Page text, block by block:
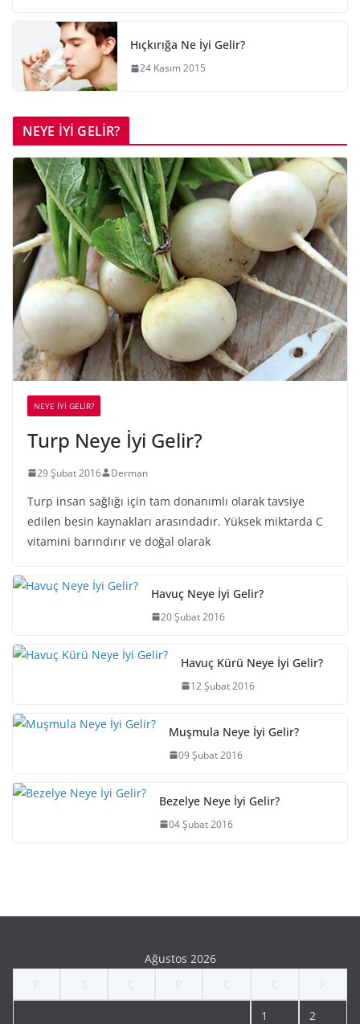
Hıçkırığa Ne İyi Gelir?
24 Kasım 2015
NEYE İYİ GELİR?
NEYE İYİ GELİR?
Turp Neye İyi Gelir?
29 Şubat 2016 Derman
Turp insan sağlığı için tam donanımlı olarak tavsiye
edilen besin kaynakları arasındadır. Yüksek miktarda C
vitamini barındırır ve doğal olarak
Havuç Neye İyi Gelir?
20 Şubat 2016
Havuç Kürü Neye İyi Gelir?
12 Şubat 2016
Muşmula Neye İyi Gelir?
09 Şubat 2016
Bezelye Neye İyi Gelir?
04 Şubat 2016
Ağustos 2026
1 2